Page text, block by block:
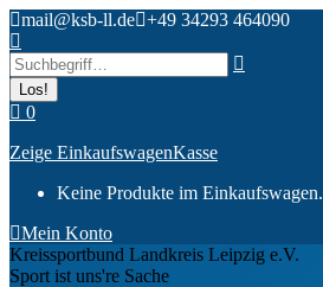
Zum
Inhalt
springen
mail@ksb-ll.de +49 34293 464090
Search:
0
Zeige EinkaufswagenKasse
Keine Produkte im Einkaufswagen.
Mein Konto
Kreissportbund Landkreis Leipzig e.V.
Sport ist uns're Sache